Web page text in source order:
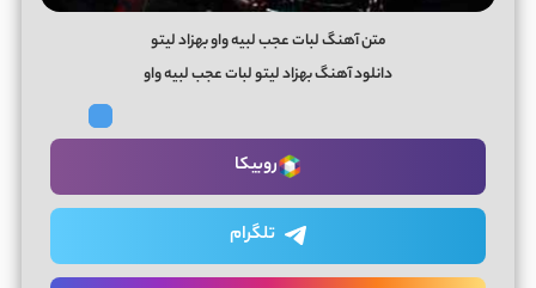
متن آهنگ لبات عجب لبیه واو بهزاد لیتو
دانلود آهنگ بهزاد لیتو لبات عجب لبیه واو
روبیکا
تلگرام